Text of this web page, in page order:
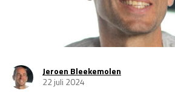
GP VERENIGDE STATEN 2026
GP SÃO PAULO 2026
Jeroen Bleekemolen
22 juli 2024